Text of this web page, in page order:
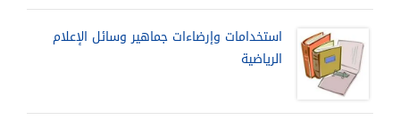
استخدامات وإرضاءات جماهير وسائل الإعلام
الرياضية